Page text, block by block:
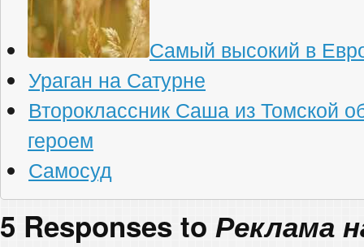
Самый высокий в
Ураган на Сатурне
Второклассник Саша из Томской
героем
Самосуд
5 Responses to Реклама